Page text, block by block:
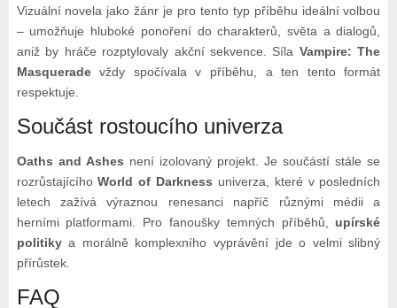
Vizuální novela jako žánr je pro tento typ příběhu ideální volbou
– umožňuje hluboké ponoření do charakterů, světa a dialogů,
aniž by hráče rozptylovaly akční sekvence. Síla Vampire: The
Masqueradevždy spočívala v příběhu, a ten tento formát
respektuje.
Součást rostoucího univerza
Oaths and Ashes není izolovaný projekt. Je součástí stále se
rozrůstajícíhoWorld of Darkness univerza, které v posledních
letech zažívá výraznou renesanci napříč různými médii a
herními platformami. Pro fanoušky temných příběhů, upírské
politikya morálně komplexního vyprávění jde o velmi slibný
přírůstek.
FAQ